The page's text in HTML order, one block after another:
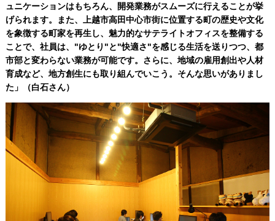
ュニケーションはもちろん、開発業務がスムーズに行えることが挙
げられます。
また、
上越市高田中心市街に位置する町の歴史や文化
を象徴する町家を再生し、魅力的なサテライトオフィスを整備する
ことで、社員は、 "ゆとり "と"快適さ"を感じる生活を送りつつ、都
市部と変わらない業務が可能です。さらに、地域の雇用創出や人材
育成など、地方創生にも取り組んでいこう。そんな思いがありまし
た」（白石さん）